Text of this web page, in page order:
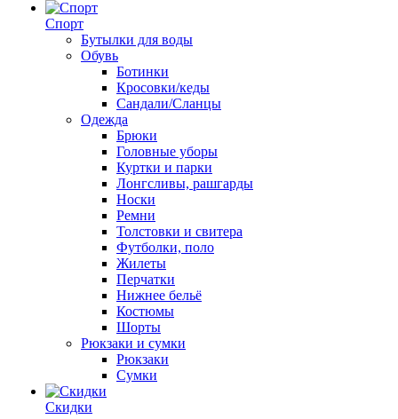
Спорт
Бутылки для воды
Обувь
Ботинки
Кросовки/кеды
Сандали/Сланцы
Одежда
Брюки
Головные уборы
Куртки и парки
Лонгсливы, рашгарды
Носки
Ремни
Толстовки и свитера
Футболки, поло
Жилеты
Перчатки
Нижнее бельё
Костюмы
Шорты
Рюкзаки и сумки
Рюкзаки
Сумки
Скидки